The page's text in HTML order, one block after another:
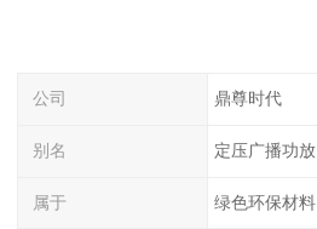
公司 鼎尊时代
别名 定压广播功放
属于 绿色环保材料